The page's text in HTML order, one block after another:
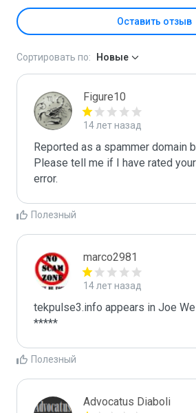
Оставить отзыв
Сортировать по: Новые
Figure10
14 лет назад
Reported as a spammer domain
Please tell me if I have rated
error.
Полезный
marco2981
14 лет назад
tekpulse3.info appears in Joe
*****
Полезный
Advocatus Diaboli